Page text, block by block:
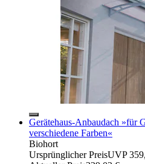
Gerätehaus-Anbaudach »für
verschiedene Farben«
Biohort
Ursprünglicher PreisUVP